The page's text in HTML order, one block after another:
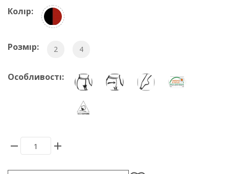
Колір:
Розмір: 2 4
Особливості: